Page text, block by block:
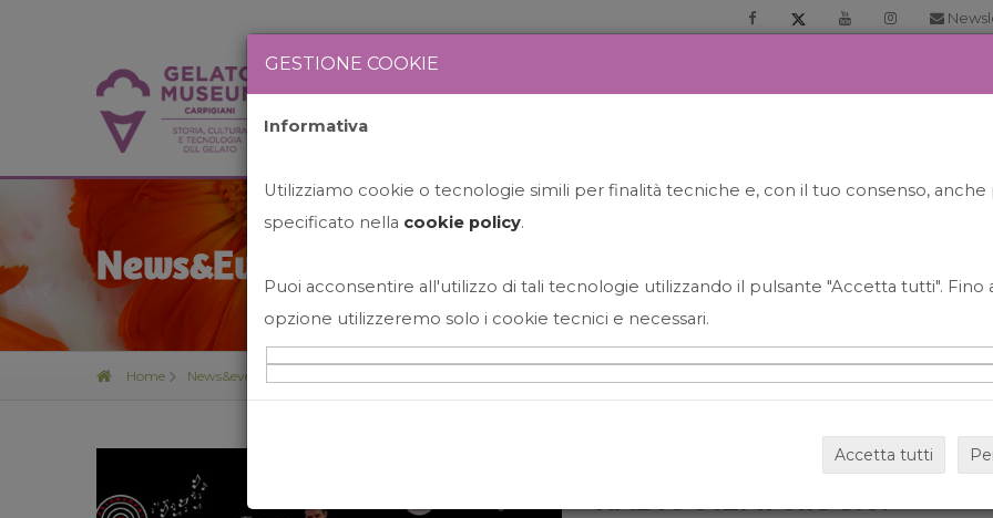
News&Events
Home News&events
HAPPY HOUR GRECO CON
RADIO MEMPHIS 3.0.
GESTIONE COOKIE
Informativa
Utilizziamo cookie o tecnologie simili per finalità tecniche e, con il tuo consenso,
specificato nella cookie policy.
Puoi acconsentire all'utilizzo di tali tecnologie utilizzando il pulsante "Accetta tutti". Fino
opzione utilizzeremo solo i cookie tecnici e necessari.
Accetta tutti